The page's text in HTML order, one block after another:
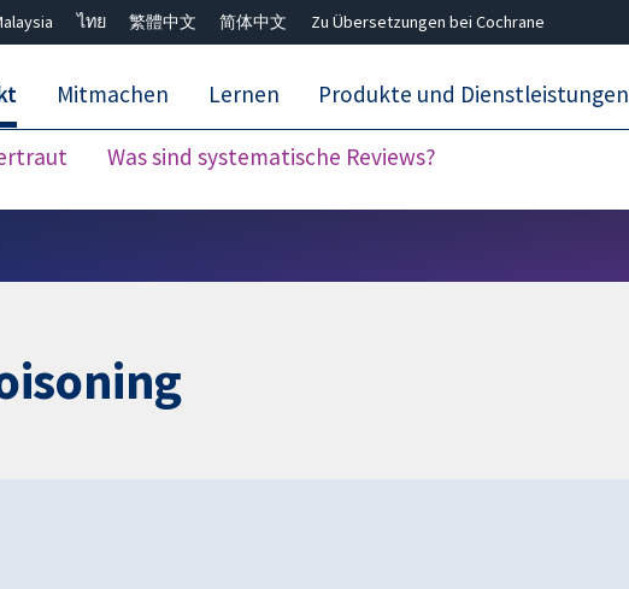
ไทย 繁體中文 简体中文 Zu Übersetzungen bei Cochrane
Was sind systematische Reviews?
Mitmachen Lernen Produkte und Dienstleistungen